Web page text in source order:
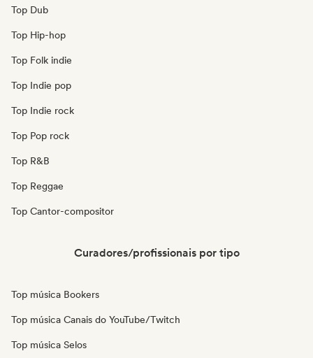
Top Dub
Top Hip-hop
Top Folk indie
Top Indie pop
Top Indie rock
Top Pop rock
Top R&B
Top Reggae
Top Cantor-compositor
Curadores/profissionais por tipo
Top música Bookers
Top música Canais do YouTube/Twitch
Top música Selos